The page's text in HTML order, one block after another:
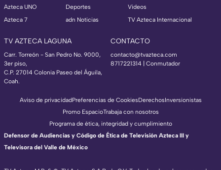
Azteca UNO
Azteca 7
Deportes
adn Noticias
Videos
TV Azteca Internacional
TV AZTECA LAGUNA
Carr. Torreón - San Pedro No. 9000,
3er piso,
C.P. 27014 Colonia Paseo del Águila,
Coah.
CONTACTO
contacto@tvazteca.com
8717221314 | Conmutador
Aviso de privacidadPreferencias de CookiesDerechosInversionistas
Promo EspacioTrabaja con nosotros
Programa de ética, integridad y cumplimiento
Defensor de Audiencias y Código de Ética de Televisión Azteca III y
Televisora del Valle de México